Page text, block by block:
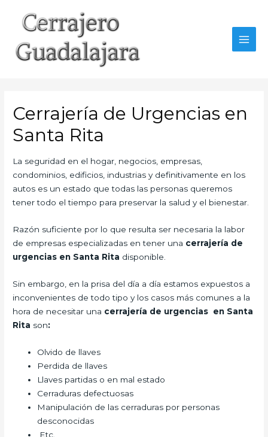
contenido
Cerrajería de Urgencias en
Santa Rita
La seguridad en el hogar, negocios, empresas,
condominios, edificios, industrias y definitivamente en los
autos es un estado que todas las personas queremos
tener todo el tiempo para preservar la salud y el bienestar.
Razón suficiente por lo que resulta ser necesaria la labor
de empresas especializadas en tener una cerrajería de
urgencias en Santa Rita disponible.
Sin embargo, en la prisa del día a día estamos expuestos a
inconvenientes de todo tipo y los casos más comunes a la
hora de necesitar una cerrajería de urgencias en Santa
Rita son:
Olvido de llaves
Perdida de llaves
Llaves partidas o en mal estado
Cerraduras defectuosas
Manipulación de las cerraduras por personas
desconocidas
Etc.